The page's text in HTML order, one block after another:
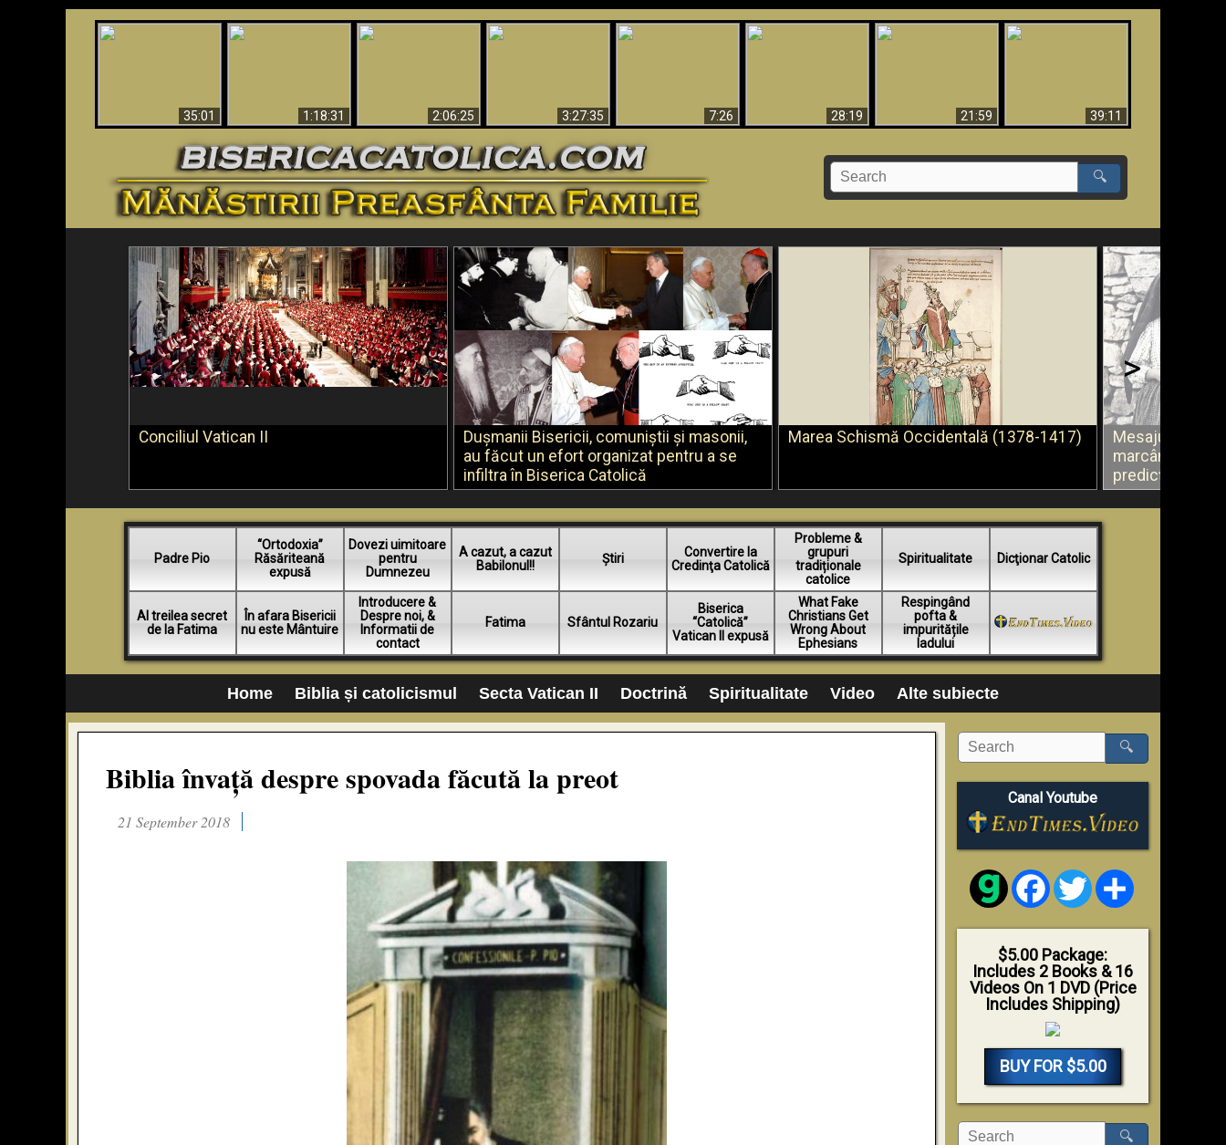
35:01
1:18:31
2:06:25
3:27:35
7:26
28:19
21:59
39:11
🔍
Conciliul Vatican II
Duşmanii Bisericii, comuniştii şi masonii,
au făcut un efort organizat pentru a se
infiltra în Biserica Catolică
Marea Schismă Occidentală (1378-1417)
Mesajul de la
marcând
predicţie a
>
Padre Pio
“Ortodoxia”
Răsăriteană
expusă
Dovezi uimitoare
pentru
Dumnezeu
A cazut, a cazut
Babilonul!!
Știri
Convertire la
Credinţa Catolică
Probleme &
grupuri
tradiționale
catolice
Spiritualitate Dicţionar Catolic
Al treilea secret
de la Fatima
În afara Bisericii
nu este Mântuire
Introducere &
Despre noi, &
Informatii de
contact
Fatima Sfântul Rozariu
Biserica
“Catolică”
Vatican II expusă
What Fake
Christians Get
Wrong About
Ephesians
Respingând
pofta &
impuritățile
Iadului
Home Biblia și catolicismul Secta Vatican II Doctrină Spiritualitate Video Alte subiecte
Biblia învață despre spovada făcută la preot
21 September 2018
🔍
Canal Youtube
FacebookTwitter
$5.00 Package:
Includes 2 Books & 16
Videos On 1 DVD (Price
Includes Shipping)
BUY FOR $5.00
🔍